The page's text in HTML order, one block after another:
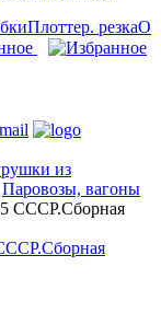
Плоттер. резкаО
из
Паровозы, вагоны
CCCР.Сборная